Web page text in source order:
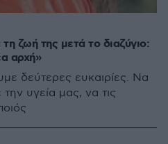
ζωή της μετά το διαζύγιο:
αρχή»
δεύτερες ευκαιρίες. Να
υγεία μας, να τις